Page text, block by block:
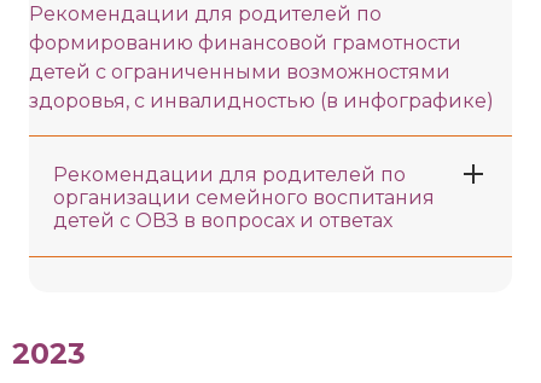
Рекомендации для родителей по
формированию финансовой грамотности
детей с ограниченными возможностями
здоровья, с инвалидностью (в инфографике)
Рекомендации для родителей по
организации семейного воспитания
детей с ОВЗ в вопросах и ответах
2023